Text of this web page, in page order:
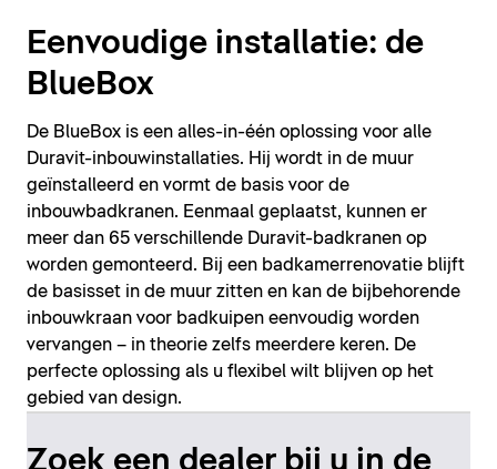
Eenvoudige installatie: de
BlueBox
De BlueBox is een alles-in-één oplossing voor alle
Duravit-inbouwinstallaties. Hij wordt in de muur
geïnstalleerd en vormt de basis voor de
inbouwbadkranen. Eenmaal geplaatst, kunnen er
meer dan 65 verschillende Duravit-badkranen op
worden gemonteerd. Bij een badkamerrenovatie blijft
de basisset in de muur zitten en kan de bijbehorende
inbouwkraan voor badkuipen eenvoudig worden
vervangen – in theorie zelfs meerdere keren. De
perfecte oplossing als u flexibel wilt blijven op het
gebied van design.
Zoek een dealer bij u in de